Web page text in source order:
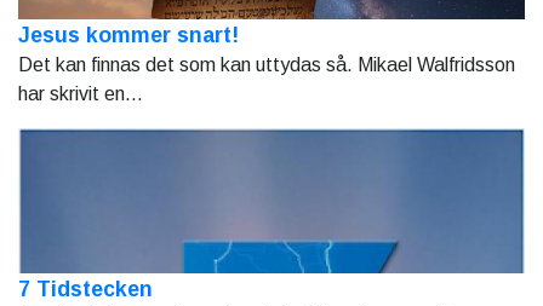
Jesus kommer snart!
Det kan finnas det som kan uttydas så. Mikael Walfridsson
har skrivit en...
7 Tidstecken